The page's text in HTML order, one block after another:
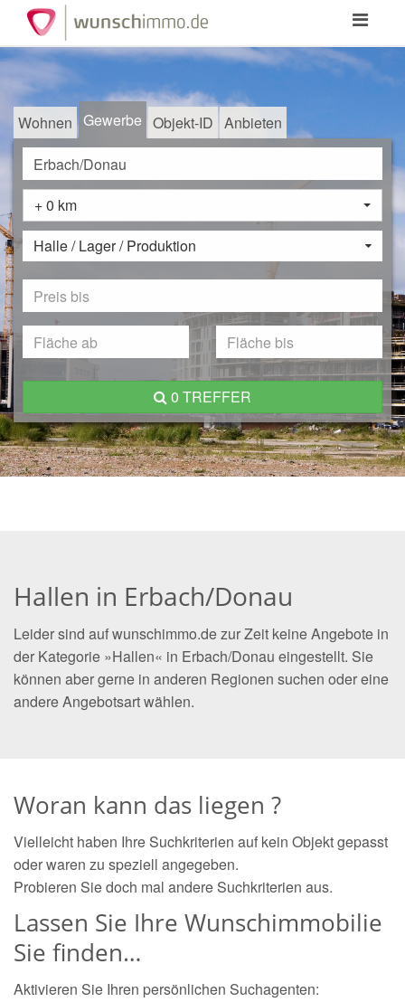
Toggle
Wohnen Gewerbe Objekt-ID Anbieten
+ 0 km
Halle / Lager / Produktion
0 TREFFER
Hallen in Erbach/Donau
Leider sind auf wunschimmo.de zur Zeit keine Angebote in
der Kategorie »Hallen« in Erbach/Donau eingestellt. Sie
können aber gerne in anderen Regionen suchen oder eine
andere Angebotsart wählen.
Woran kann das liegen ?
Vielleicht haben Ihre Suchkriterien auf kein Objekt gepasst
oder waren zu speziell angegeben.
Probieren Sie doch mal andere Suchkriterien aus.
Lassen Sie Ihre Wunschimmobilie
Sie finden…
Aktivieren Sie Ihren persönlichen Suchagenten: